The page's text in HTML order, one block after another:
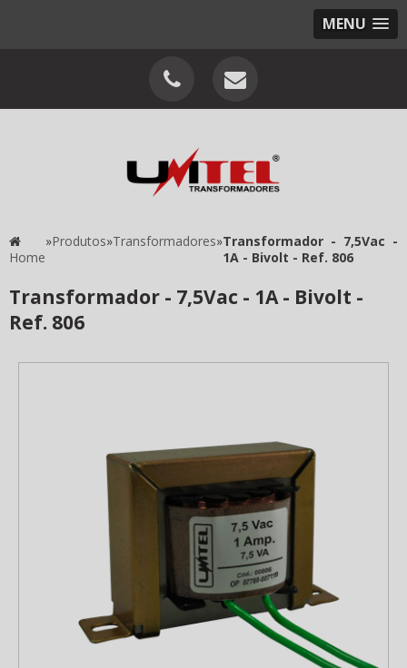
MENU
Home
»Produtos»Transformadores»Transformador - 7,5Vac -
1A - Bivolt - Ref. 806
Transformador - 7,5Vac - 1A - Bivolt -
Ref. 806